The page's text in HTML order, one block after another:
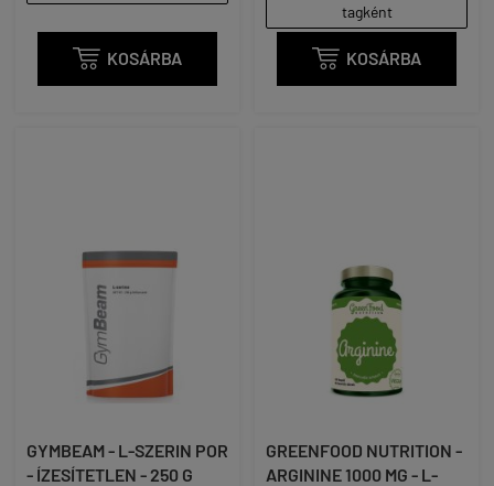
 KOSÁRBA
tagként
 KOSÁRBA
GYMBEAM - L-SZERIN POR
- ÍZESÍTETLEN - 250 G
GREENFOOD NUTRITION -
ARGININE 1000 MG - L-